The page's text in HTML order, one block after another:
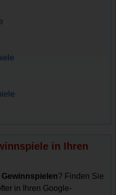
in Ihren
? Finden Sie
in Ihren Google-